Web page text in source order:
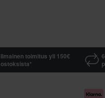
Ilmainen toimitus yli 150€
ostoksista*